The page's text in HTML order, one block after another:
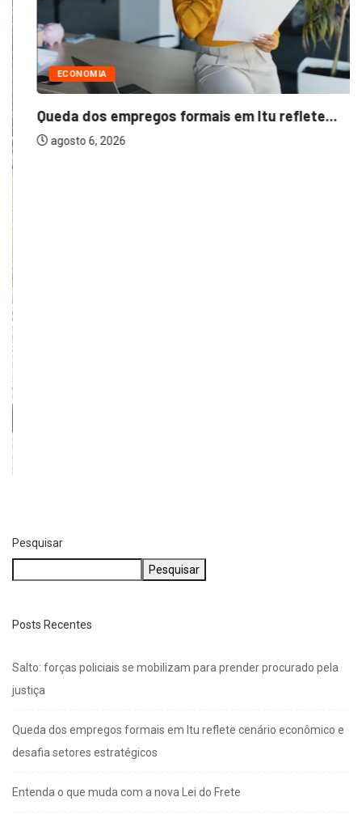
ECONOMIA
Queda dos empregos formais em Itu reflete...
agosto 6, 2026
Pesquisar
Pesquisar
Posts Recentes
Salto: forças policiais se mobilizam para prender procurado pela
justiça
Queda dos empregos formais em Itu reflete cenário econômico e
desafia setores estratégicos
Entenda o que muda com a nova Lei do Frete